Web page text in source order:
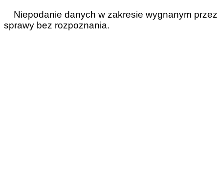
Niepodanie danych w zakresie wygnanym
sprawy bez rozpoznania.